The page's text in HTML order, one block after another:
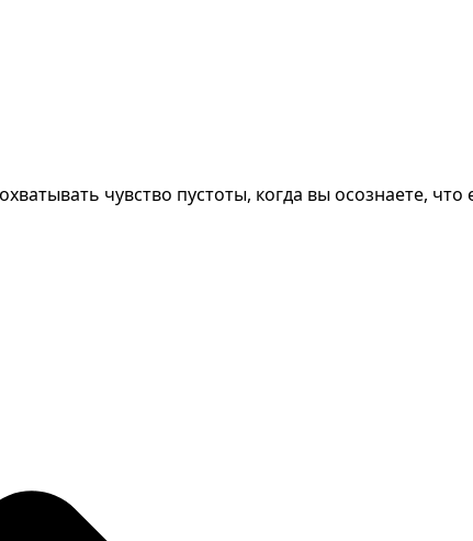
чувство пустоты, когда вы осознаете,